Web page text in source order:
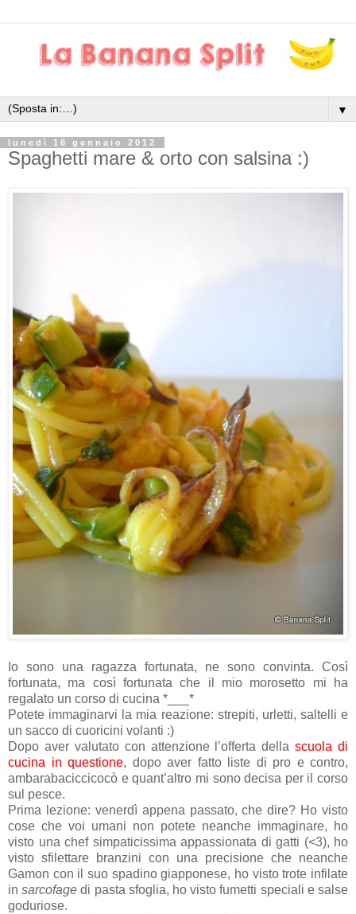
▼
lunedì 16 gennaio 2012
Spaghetti mare & orto con salsina :)
Io sono una ragazza fortunata, ne sono convinta. Così
fortunata, ma così fortunata che il mio morosetto mi ha
regalato un corso di cucina *___*
Potete immaginarvi la mia reazione: strepiti, urletti, saltelli e
un sacco di cuoricini volanti :)
Dopo aver valutato con attenzione l’offerta dellascuola di
cucina in questione, dopo aver fatto liste di pro e contro,
ambarabaciccicocò e quant’altro mi sono decisa per il corso
sul pesce.
Prima lezione: venerdì appena passato, che dire? Ho visto
cose che voi umani non potete neanche immaginare, ho
visto una chef simpaticissima appassionata di gatti (<3), ho
visto sfilettare branzini con una precisione che neanche
Gamon con il suo spadino giapponese, ho visto trote infilate
insarcofagedi pasta sfoglia, ho visto fumetti speciali e salse
goduriose.